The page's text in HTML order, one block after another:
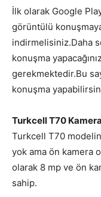
İlk olarak Google
görüntülü
indirmelisiniz.Daha
konuşma
gerekmektedir.Bu
konuşma
Turkcell T70
Turkcell T70
yok ama ön kamera
olarak 8 mp ve ön
sahip.